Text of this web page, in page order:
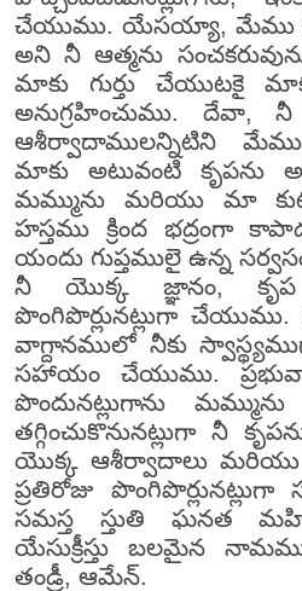
చేయుము. యేసయ్యా, మేము
అని నీ ఆత్మను
మాకు గుర్తు చేయుటకై
అనుగ్రహించుము. దేవా,
ఆశీర్వాదాములన్నిటిని మేము
మాకు అటువంటి కృపను
మమ్మును మరియు మా
హస్తము క్రింద భద్రంగా
యందు గుప్తములై ఉన్న
నీ యొక్క జ్ఞానం,
పొంగిపొర్లునట్లుగా
వాగ్దానములో నీకు
సహాయం చేయుము.
పొందునట్లుగాను
తగ్గించుకొనునట్లుగా నీ
యొక్క ఆశీర్వాదాలు
ప్రతిరోజు
సమస్త స్తుతి ఘనత
యేసుక్రీస్తు బలమైన
తండ్రీ, ఆమేన్.